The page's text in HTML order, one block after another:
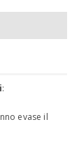
:
evase il